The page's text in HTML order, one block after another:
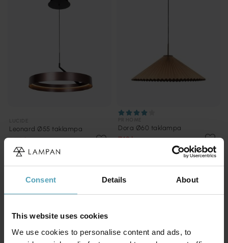
Consent Details About
This website uses cookies
We use cookies to personalise content and ads, to
Leonard Ø55 taklampa
2 119 kr
Rek. 2 649 kr
Dora Ø60 taklampa
749 kr
PRISMATCH